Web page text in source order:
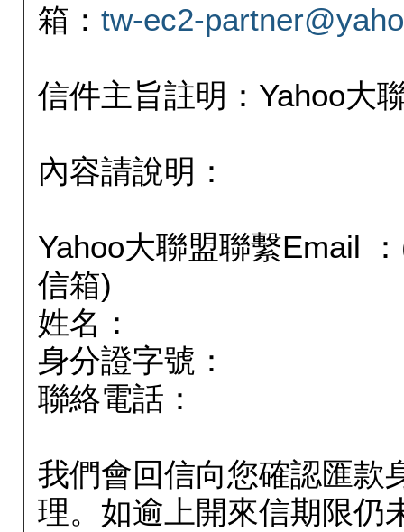
箱： tw-ec2-
信件主旨註明：Yahoo大
內容請說明：
Yahoo大聯盟聯繫Email
信箱)
姓名：
身分證字號：
聯絡電話：
我們會回信向您確認匯款
理。如逾上開來信期限仍